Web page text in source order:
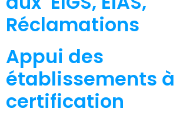
Réclamations
Appui des
établissements
certification